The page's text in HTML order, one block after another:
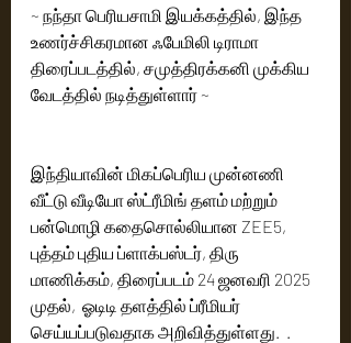
~ நந்தா பெரியசாமி இயக்கத்தில், இந்த
உணர்ச்சிகரமான ஃபேமிலி டிராமா
திரைப்படத்தில், சமுத்திரக்கனி முக்கிய
வேடத்தில் நடித்துள்ளார் ~
இந்தியாவின் மிகப்பெரிய முன்னணி
வீட்டு வீடியோ ஸ்ட்ரீமிங் தளம் மற்றும்
பன்மொழி கதைசொல்லியான ZEE5,
புத்தம் புதிய ப்ளாக்பஸ்டர், திரு
மாணிக்கம், திரைப்படம் 24 ஜனவரி 2025
முதல்,  ஓடிடி தளத்தில் ப்ரீமியர்
செய்யப்படுவதாக அறிவித்துள்ளது.  .